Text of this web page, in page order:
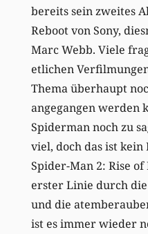
bereits sein zweites
Reboot von Sony,
Marc Webb. Viele
etlichen
Thema überhaupt
angegangen werden
Spiderman noch zu
viel, doch das ist kein
Spider-Man 2: Rise
erster Linie durch
und die
ist es immer wieder